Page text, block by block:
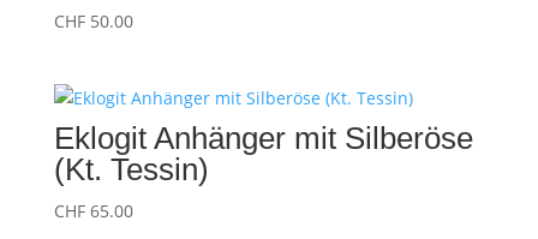
CHF50.00
Eklogit Anhänger mit Silberöse
(Kt. Tessin)
CHF65.00